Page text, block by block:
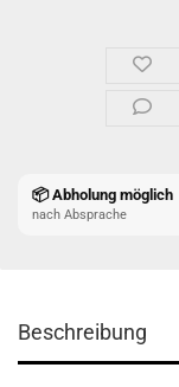
📦 Abholung möglich
nach Absprache
Beschreibung